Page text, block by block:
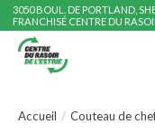
3050 BOUL. DE PORTLAND,
FRANCHISÉ CENTRE DU
Accueil / Couteau de